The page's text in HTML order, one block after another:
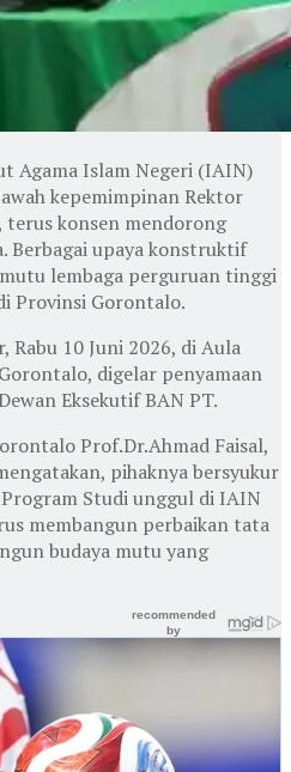
Agama Islam Negeri (IAIN)
kepemimpinan Rektor
terus konsen mendorong
Berbagai upaya konstruktif
lembaga perguruan tinggi
Provinsi Gorontalo.
Rabu 10 Juni 2026, di Aula
digelar penyamaan
Eksekutif BAN PT.
Prof.Dr.Ahmad Faisal,
pihaknya bersyukur
Studi unggul di IAIN
membangun perbaikan tata
budaya mutu yang